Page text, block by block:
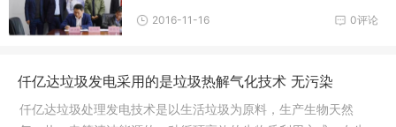
0评论
2016-11-16
仟亿达垃圾发电采用的是垃圾热解气化技术 无污染
仟亿达垃圾处理发电技术是以生活垃圾为原料，生产生物天然